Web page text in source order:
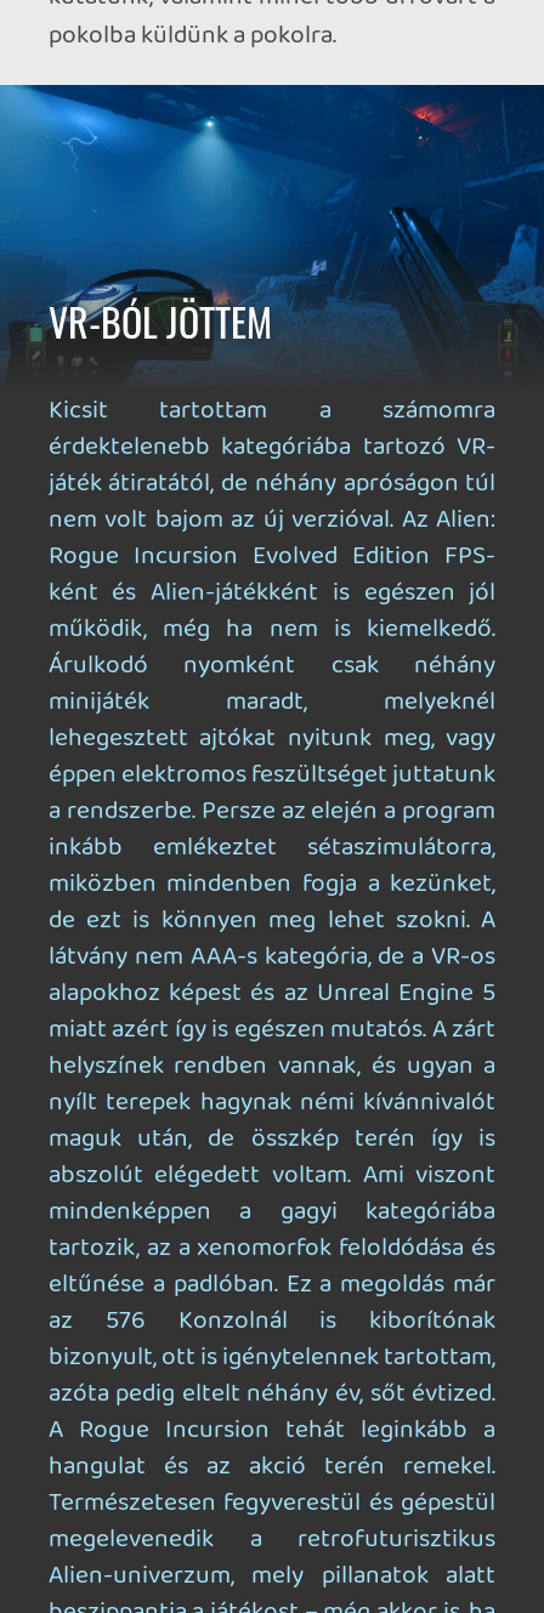
helyszínek rendben vannak, és ugyan a
nyílt terepek hagynak némi kívánnivalót
abszolút elégedett voltam. Ami viszont
mindenképpen a gagyi kategóriába
tartozik, az a xenomorfok feloldódása és
eltűnése a padlóban. Ez a megoldás már
az 576 Konzolnál is kiborítónak
bizonyult, ott is igénytelennek tartottam,
azóta pedig eltelt néhány év, sőt évtized.
A Rogue Incursion tehát leginkább a
hangulat és az akció terén remekel.
Természetesen fegyverestül és gépestül
Alien-univerzum, mely pillanatok alatt
beszippantja a játékost – még akkor is, ha
amúgy valaki nem akkora rajongója a
franchise-nak. A plafonon és járatokban
szaladgáló alienek és sikolyaik, a
felharsanó pulse rifle-ök megteszik, ami
tőlük telik, így komoly panasz nem lehet
az élményre. A közel 6-8 órás játékidő
alatt letudtam néhány kéretlen
infarktust, annak meg különösképpen
megvan a varázsa, ahogy a
mozgásérzékelőt a kezünkben tartva
próbáljuk felfedezni az ismeretlen
terepet, ahol tudjuk jól, hogy semmi jó
nem vár ránk, de erőt veszünk magunkon
és minden sarkon xenomorfra számítva
merülünk el a sötétségben.
ÉLJEN A PARA!
Nem mondom, hogy nincsenek bajok a
VR-vesztett játékkal. Az eltűnő testektől
a sokszor bután viselkedő és beragadó
AI-ig bőven akad összetevő, amellyel
még érdemes lett volna foglalkozni. De
nyitott és végtelen kalandokat ígérő
játékok ide, filmszerű megoldások oda,
rendkívül tartalmas RPG-k meg amoda,
az Alien: Rogue Incursion Evolved
Editionnel nagyon jó élmény volt
játszani. Remélhetőleg a következő
fejezetre a fejlesztők is tanulnak a
hibákból, elvégre ez még csak a Part 1, és
elvileg már hegesztik a másodikat.
Mindenesetre néha van olyan, pláne
októberben, hogy csak ennyire és egy kis
idegen para-faktorra vágyik az ember.